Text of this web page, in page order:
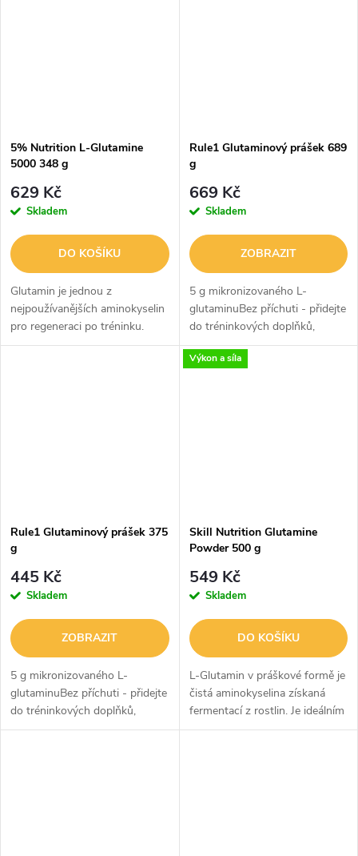
5% Nutrition L-Glutamine
5000 348 g
629 Kč
Skladem
DO KOŠÍKU
Glutamin je jednou z
nejpoužívanějších aminokyselin
pro regeneraci po tréninku.
Většina běžných produktů však
Rule1 Glutaminový prášek 689
g
669 Kč
Skladem
ZOBRAZIT
5 g mikronizovaného L-
glutaminuBez příchuti - přidejte
do tréninkových doplňků,
džusů a proteinových
koktejlůR1 Glutamindodává
Rule1 Glutaminový prášek 375
g
445 Kč
Skladem
ZOBRAZIT
5 g mikronizovaného L-
glutaminuBez příchuti - přidejte
do tréninkových doplňků,
džusů a proteinových
Výkon a síla
Skill Nutrition Glutamine
Powder 500 g
549 Kč
Skladem
DO KOŠÍKU
L-Glutamin v práškové formě je
čistá aminokyselina získaná
fermentací z rostlin. Je ideálním
řešením pro každého, kdo